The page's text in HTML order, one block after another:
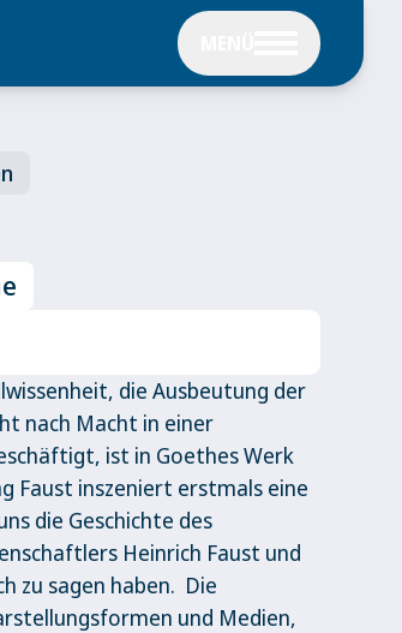
die Ausbeutung der
nach Macht in einer
ist in Goethes Werk
Faust inszeniert erstmals eine
die Geschichte des
Heinrich Faust und
zu sagen haben. Die
und Medien,